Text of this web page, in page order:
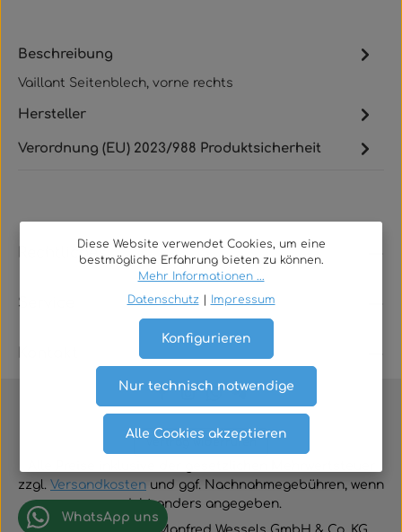
Beschreibung
Vaillant Seitenblech, vorne rechts
Hersteller
Verordnung (EU) 2023/988 Produktsicherheit
Rechtliches
Service
Vertrag widerrufen
zzgl. Versandkosten und ggf. Nachnahmegebühren, wenn
nicht anders angegeben.
WhatsApp uns
Diese Website verwendet Cookies, um eine
bestmögliche Erfahrung bieten zu können.
Mehr Informationen ...
Datenschutz
Impressum
Nur technisch notwendige
Konfigurieren
Alle Cookies akzeptieren